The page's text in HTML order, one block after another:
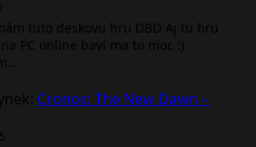
tuto deskovu hru DBD Aj tu hru
PC online baví ma to moc :)
: Cronos: The New Dawn –